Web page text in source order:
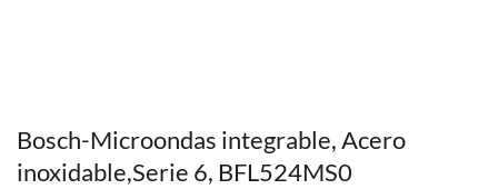
Bosch-Microondas integrable, Acero
inoxidable,Serie 6, BFL524MS0